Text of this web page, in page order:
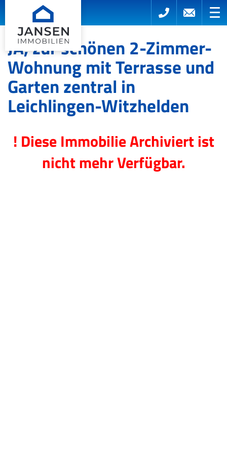
JA, zur schönen 2-Zimmer-
Wohnung mit Terrasse und
Garten zentral in
Leichlingen-Witzhelden
! Diese Immobilie Archiviert ist
nicht mehr Verfügbar.